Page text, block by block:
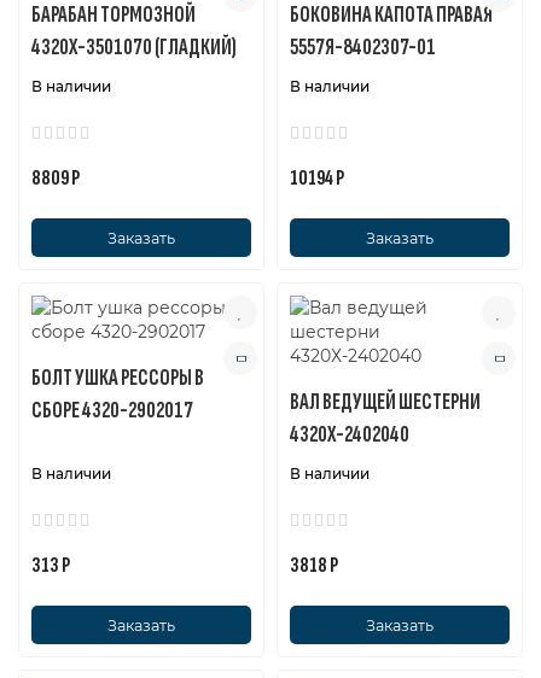
БАРАБАН ТОРМОЗНОЙ
4320Х-3501070 (ГЛАДКИЙ)
В наличии
8809 Р
Заказать
БОКОВИНА КАПОТА ПРАВАЯ
5557Я-8402307-01
В наличии
10194 Р
Заказать
БОЛТ УШКА РЕССОРЫ В
СБОРЕ 4320-2902017
В наличии
313 Р
Заказать
ВАЛ ВЕДУЩЕЙ ШЕСТЕРНИ
4320Х-2402040
В наличии
3818 Р
Заказать